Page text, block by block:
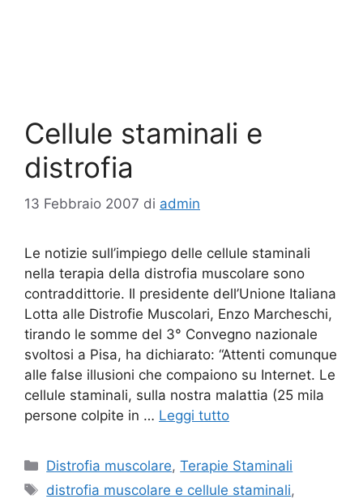
Cellule staminali e
distrofia
13 Febbraio 2007 di admin
Le notizie sull’impiego delle cellule staminali
nella terapia della distrofia muscolare sono
contraddittorie. Il presidente dell’Unione Italiana
Lotta alle Distrofie Muscolari, Enzo Marcheschi,
tirando le somme del 3° Convegno nazionale
svoltosi a Pisa, ha dichiarato: “Attenti comunque
alle false illusioni che compaiono su Internet. Le
cellule staminali, sulla nostra malattia (25 mila
persone colpite in … Leggi tutto
Categorie
Distrofia muscolare,Terapie Staminali
Tag
distrofia muscolare e cellule staminali,